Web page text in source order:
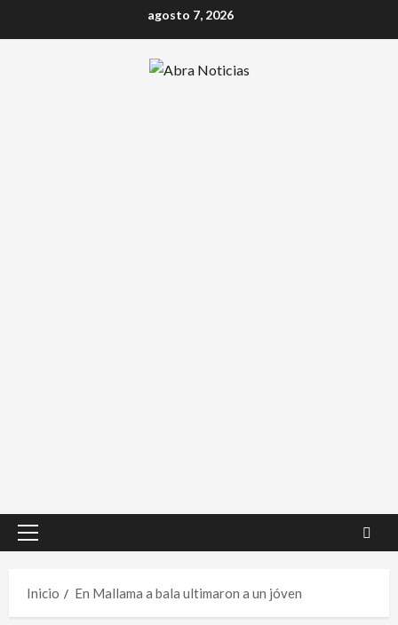
agosto 7, 2026
Menú
Inicio
En Mallama a bala ultimaron a un jóven